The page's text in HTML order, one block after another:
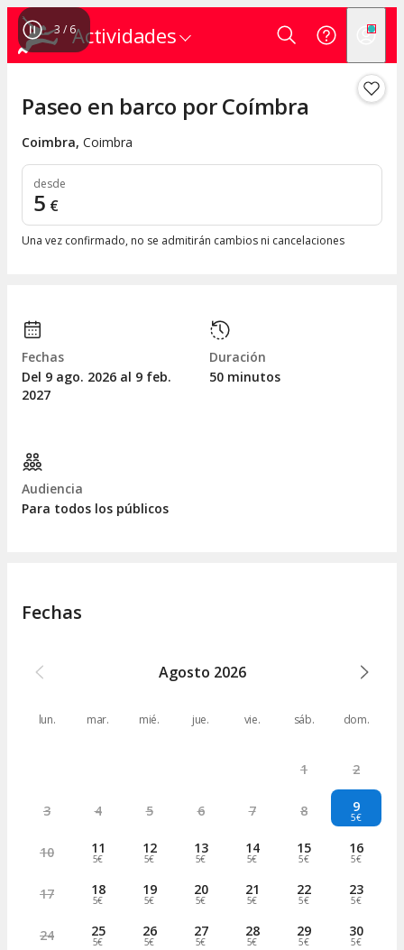
Actividades
3 / 6
Paseo en barco por Coímbra
Coimbra, Coimbra
desde
5 €
Una vez confirmado, no se admitirán cambios ni cancelaciones
Fechas
Del 9 ago. 2026 al 9 feb.
2027
Duración
50 minutos
Audiencia
Para todos los públicos
Fechas
Agosto 2026
lun. mar. mié. jue. vie. sáb. dom.
1 2
3 4 5 6 7 8 9
5€
10 11
5€
12
5€
13
5€
14
5€
15
5€
16
5€
17 18
5€
19
5€
20
5€
21
5€
22
5€
23
5€
24 25
5€
26
5€
27
5€
28
5€
29
5€
30
5€